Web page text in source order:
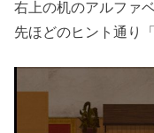
右上の机のアルファ
先ほどのヒント通り